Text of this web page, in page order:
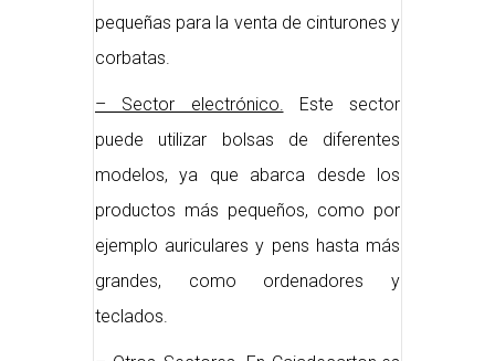
pequeñas para la venta de cinturones y
corbatas.
– Sector electrónico. Este sector
puede utilizar bolsas de diferentes
modelos, ya que abarca desde los
productos más pequeños, como por
ejemplo auriculares y pens hasta más
grandes, como ordenadores y
teclados.